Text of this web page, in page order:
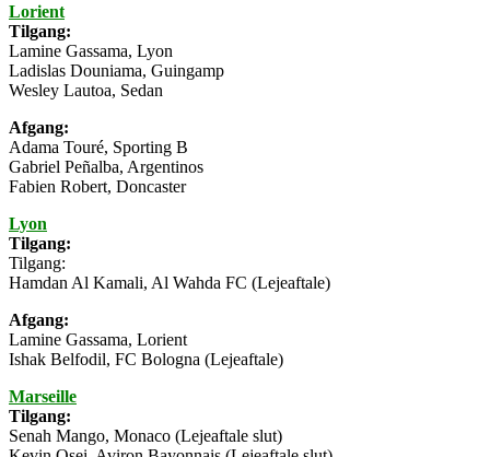
Lorient
Tilgang:
Lamine Gassama, Lyon
Ladislas Douniama, Guingamp
Wesley Lautoa, Sedan
Afgang:
Adama Touré, Sporting B
Gabriel Peñalba, Argentinos
Fabien Robert, Doncaster
Lyon
Tilgang:
Tilgang:
Hamdan Al Kamali, Al Wahda FC (Lejeaftale)
Afgang:
Lamine Gassama, Lorient
Ishak Belfodil, FC Bologna (Lejeaftale)
Marseille
Tilgang:
Senah Mango, Monaco (Lejeaftale slut)